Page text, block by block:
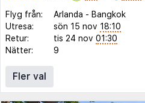
Flyg från: Arlanda - Bangkok
Utresa:
sön 15 nov 18:10
Retur:
tis 24 nov 01:30
Nätter:
9
Fler val